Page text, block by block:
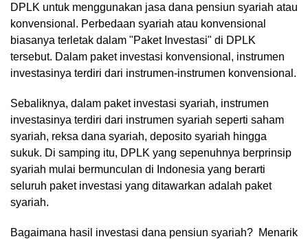
DPLK untuk menggunakan jasa dana pensiun syariah atau
konvensional. Perbedaan syariah atau konvensional
biasanya terletak dalam "Paket Investasi" di DPLK
tersebut. Dalam paket investasi konvensional, instrumen
investasinya terdiri dari instrumen-instrumen konvensional.
Sebaliknya, dalam paket investasi syariah, instrumen
investasinya terdiri dari instrumen syariah seperti saham
syariah, reksa dana syariah, deposito syariah hingga
sukuk. Di samping itu, DPLK yang sepenuhnya berprinsip
syariah mulai bermunculan di Indonesia yang berarti
seluruh paket investasi yang ditawarkan adalah paket
syariah.
Bagaimana hasil investasi dana pensiun syariah? Menarik